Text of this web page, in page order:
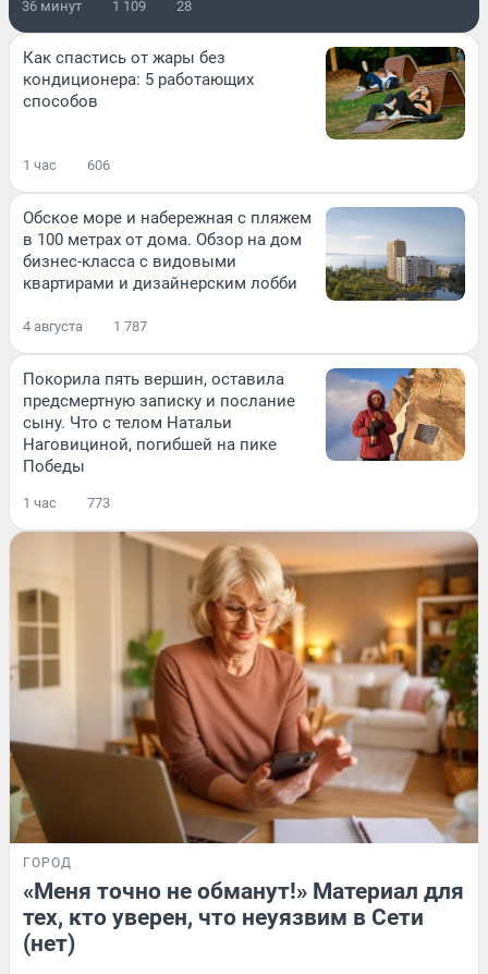
36 минут 1 109 28
Как спастись от жары без
кондиционера: 5 работающих
способов
1 час 606
Обское море и набережная с пляжем
в 100 метрах от дома. Обзор на дом
бизнес-класса с видовыми
квартирами и дизайнерским лобби
4 августа 1 787
Покорила пять вершин, оставила
предсмертную записку и послание
сыну. Что с телом Натальи
Наговициной, погибшей на пике
Победы
1 час 773
ГОРОД
«Меня точно не обманут!» Материал для
тех, кто уверен, что неуязвим в Сети
(нет)